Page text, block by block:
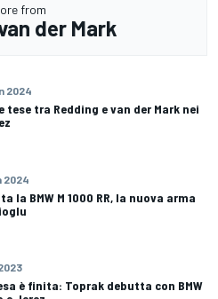
from
der Mark
2024
tese tra Redding e van der Mark nei
2024
la BMW M 1000 RR, la nuova arma
è finita: Toprak debutta con BMW